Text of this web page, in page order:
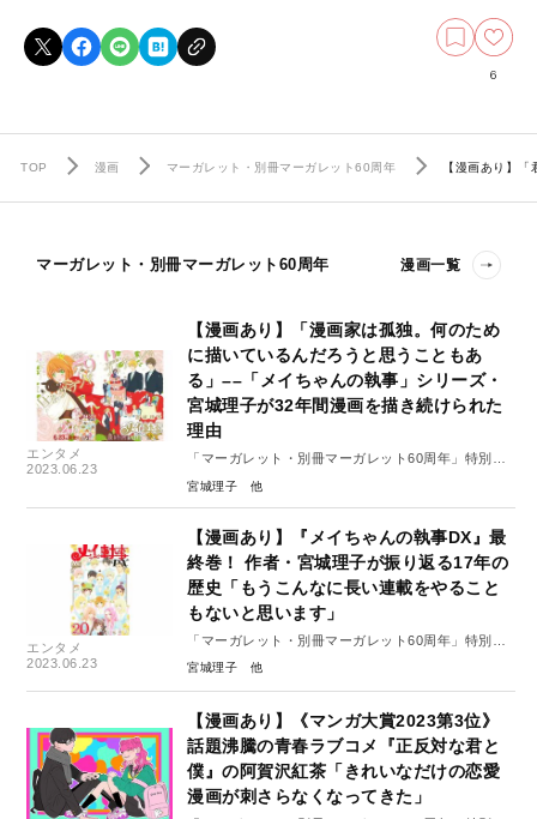
6
TOP 漫画 マーガレット・別冊マーガレット60周年 【漫画あり】
マーガレット・別冊マーガレット60周年 漫画一覧
エンタメ
2023.06.23
【漫画あり】「漫画家は孤独。何のため
に描いているんだろうと思うこともあ
る」––「メイちゃんの執事」シリーズ・
宮城理子が32年間漫画を描き続けられた
理由
「マーガレット・別冊マーガレット60周年」特別イ
ンタビュー#７（後編）
宮城理子
エンタメ
2023.06.23
【漫画あり】『メイちゃんの執事DX』最
終巻！ 作者・宮城理子が振り返る17年の
歴史「もうこんなに長い連載をやること
もないと思います」
「マーガレット・別冊マーガレット60周年」特別イ
ンタビュー#7（前編）
宮城理子
【漫画あり】《マンガ大賞2023第3位》
話題沸騰の青春ラブコメ『正反対な君と
僕』の阿賀沢紅茶「きれいなだけの恋愛
漫画が刺さらなくなってきた」